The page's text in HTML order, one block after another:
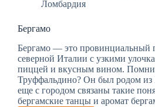
Ломбардия
Бергамо
Бергамо — это провинциальный
северной Италии с узкими
пиццей и вкусным вином.
Труффальдино? Он был родом из
еще с городом связаны такие
бергамские танцы и аромат